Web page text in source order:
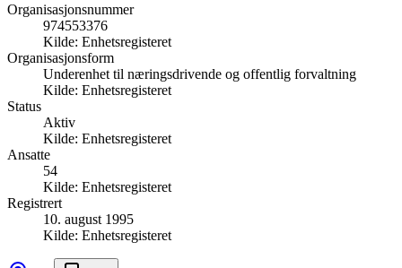
Organisasjonsnummer
974553376
Kilde: Enhetsregisteret
Organisasjonsform
Underenhet til næringsdrivende og offentlig forvaltning
Kilde: Enhetsregisteret
Status
Aktiv
Kilde: Enhetsregisteret
Ansatte
54
Kilde: Enhetsregisteret
Registrert
10. august 1995
Kilde: Enhetsregisteret